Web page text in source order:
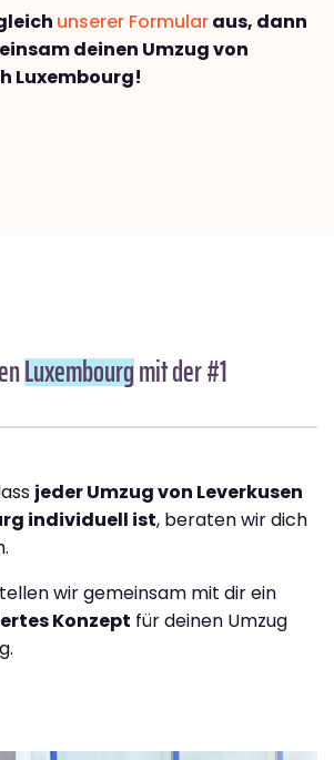
unserer Formularaus, dann
deinen Umzug von
Luxembourg!
Luxembourgmit der #1
jeder Umzug von Leverkusen
individuell ist, beraten wir dich
wir gemeinsam mit dir ein
Konzept für deinen Umzug